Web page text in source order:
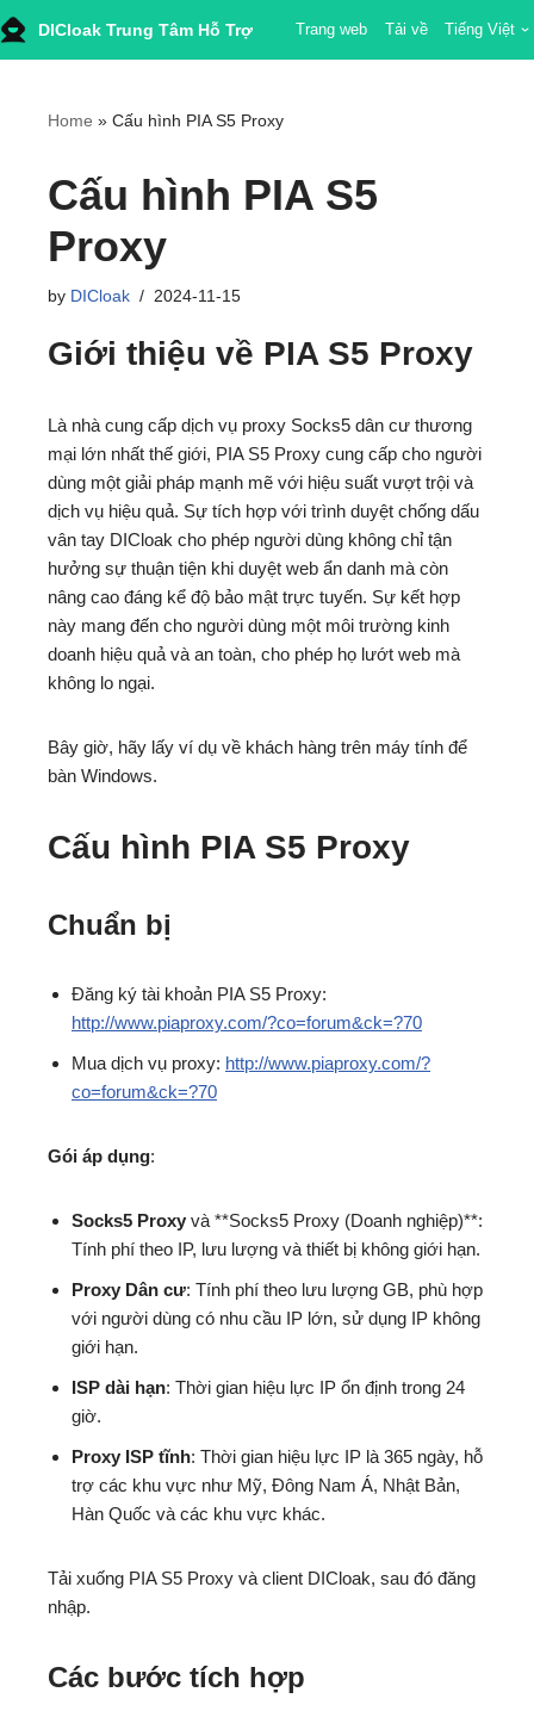
Skip
content
DICloak Trung Tâm Hỗ Trợ Trang web Tải về Tiếng Việt
Home » Cấu hình PIA S5 Proxy
Cấu hình PIA S5
Proxy
by DICloak 2024-11-15
Giới thiệu về PIA S5 Proxy
Là nhà cung cấp dịch vụ proxy Socks5 dân cư thương
mại lớn nhất thế giới, PIA S5 Proxy cung cấp cho người
dùng một giải pháp mạnh mẽ với hiệu suất vượt trội và
dịch vụ hiệu quả. Sự tích hợp với trình duyệt chống dấu
vân tay DICloak cho phép người dùng không chỉ tận
hưởng sự thuận tiện khi duyệt web ẩn danh mà còn
nâng cao đáng kể độ bảo mật trực tuyến. Sự kết hợp
này mang đến cho người dùng một môi trường kinh
doanh hiệu quả và an toàn, cho phép họ lướt web mà
không lo ngại.
Bây giờ, hãy lấy ví dụ về khách hàng trên máy tính để
bàn Windows.
Cấu hình PIA S5 Proxy
Chuẩn bị
Đăng ký tài khoản PIA S5 Proxy:
http://www.piaproxy.com/?co=forum&ck=?70
Mua dịch vụ proxy: http://www.piaproxy.com/?
co=forum&ck=?70
Gói áp dụng:
Socks5 Proxy và **Socks5 Proxy (Doanh nghiệp)**:
Tính phí theo IP, lưu lượng và thiết bị không giới hạn.
Proxy Dân cư: Tính phí theo lưu lượng GB, phù hợp
với người dùng có nhu cầu IP lớn, sử dụng IP không
giới hạn.
ISP dài hạn: Thời gian hiệu lực IP ổn định trong 24
giờ.
Proxy ISP tĩnh: Thời gian hiệu lực IP là 365 ngày, hỗ
trợ các khu vực như Mỹ, Đông Nam Á, Nhật Bản,
Hàn Quốc và các khu vực khác.
Tải xuống PIA S5 Proxy và client DICloak, sau đó đăng
nhập.
Các bước tích hợp